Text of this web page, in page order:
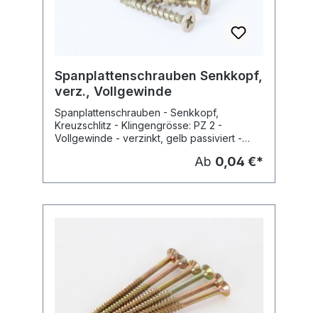
Spanplattenschrauben Senkkopf,
verz., Vollgewinde
Spanplattenschrauben - Senkkopf,
Kreuzschlitz - Klingengrösse: PZ 2 -
Vollgewinde - verzinkt, gelb passiviert -
Ab 0,04 €*